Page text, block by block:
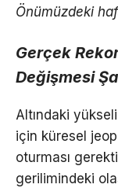
Önümüzdeki
Gerçek
Değişmesi
Altındaki
için küresel
oturması
gerilimindeki